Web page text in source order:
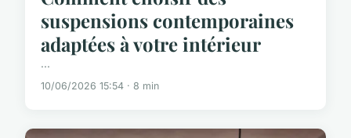
suspensions contemporaines
adaptées à votre intérieur
...
10/06/2026 15:54 · 8 min